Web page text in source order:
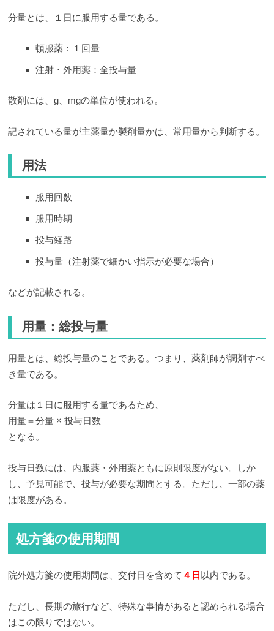
分量とは、１日に服用する量である。
頓服薬：１回量
注射・外用薬：全投与量
散剤には、g、mgの単位が使われる。
記されている量が主薬量か製剤量かは、常用量から判断する。
用法
服用回数
服用時期
投与経路
投与量（注射薬で細かい指示が必要な場合）
などが記載される。
用量：総投与量
用量とは、総投与量のことである。つまり、薬剤師が調剤すべ
き量である。
分量は１日に服用する量であるため、
用量＝分量 × 投与日数
となる。
投与日数には、内服薬・外用薬ともに原則限度がない。しか
し、予見可能で、投与が必要な期間とする。ただし、一部の薬
は限度がある。
処方箋の使用期間
院外処方箋の使用期間は、交付日を含めて ４日 以内である。
ただし、長期の旅行など、特殊な事情があると認められる場合
はこの限りではない。